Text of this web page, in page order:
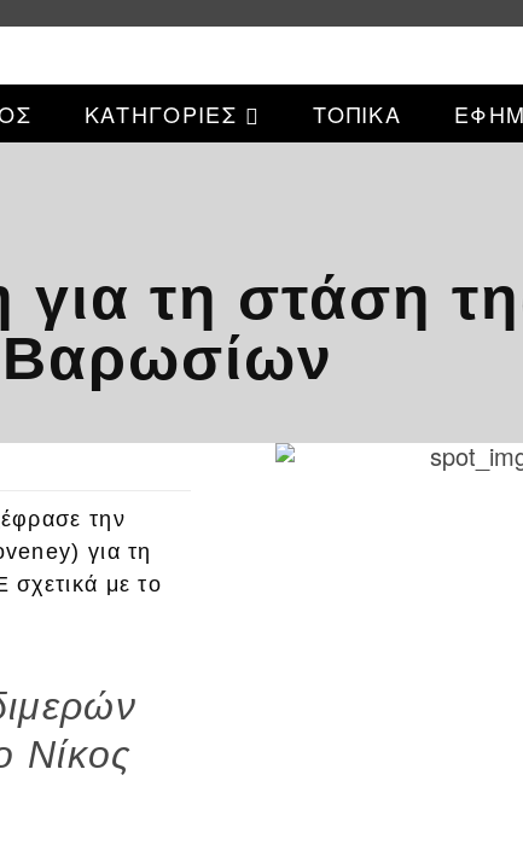
ΚΑΤΗΓΟΡΙΕΣ ΤΟΠΙΚΑ
για τη στάση
Βαρωσίων
την
για τη
με το
Νίκος